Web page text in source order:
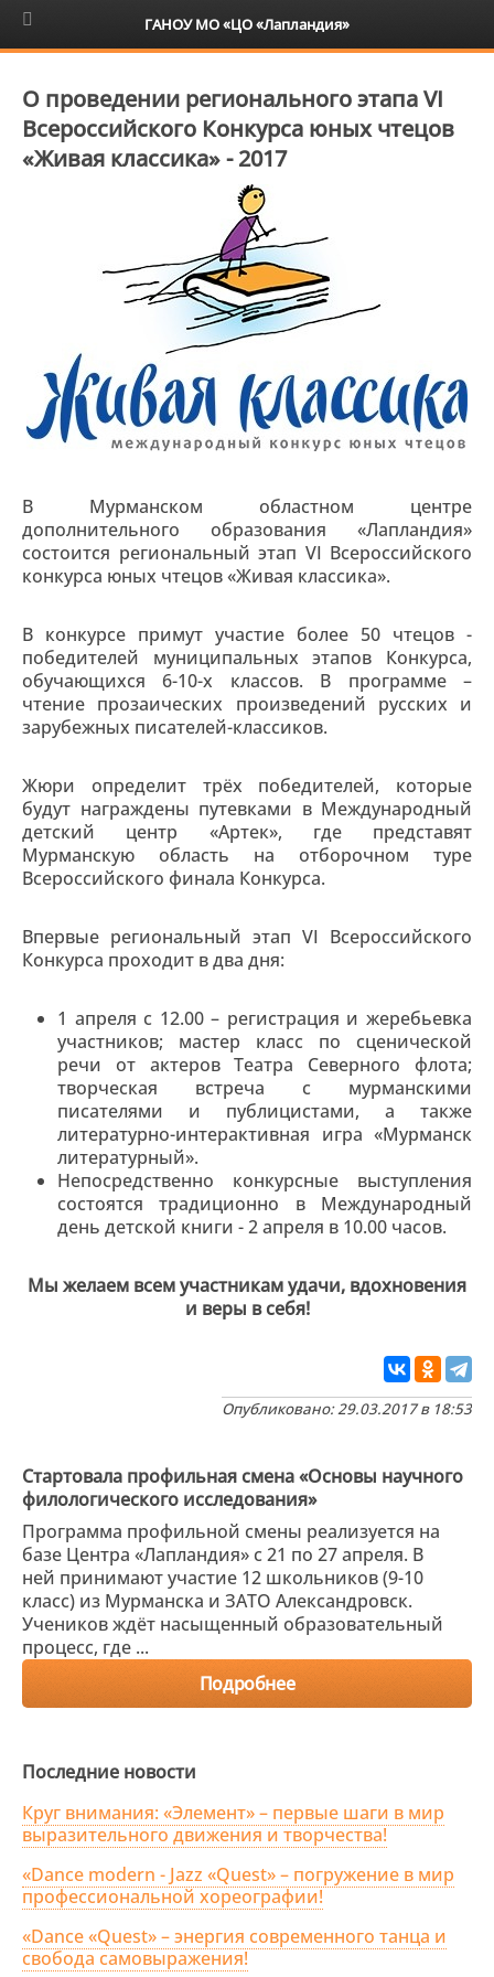
6+
О проведении регионального этапа VI
Всероссийского Конкурса юных чтецов
«Живая классика» - 2017
В Мурманском областном центре
дополнительного образования «Лапландия»
состоится региональный этап VI Всероссийского
конкурса юных чтецов «Живая классика».
В конкурсе примут участие более 50 чтецов -
победителей муниципальных этапов Конкурса,
обучающихся 6-10-х классов. В программе –
чтение прозаических произведений русских и
зарубежных писателей-классиков.
Жюри определит трёх победителей, которые
будут награждены путевками в Международный
детский центр «Артек», где представят
Мурманскую область на отборочном туре
Всероссийского финала Конкурса.
Впервые региональный этап VI Всероссийского
Конкурса проходит в два дня:
1 апреля с 12.00 – регистрация и жеребьевка
участников; мастер класс по сценической
речи от актеров Театра Северного флота;
творческая встреча с мурманскими
писателями и публицистами, а также
литературно-интерактивная игра «Мурманск
литературный».
Непосредственно конкурсные выступления
состоятся традиционно в Международный
день детской книги - 2 апреля в 10.00 часов.
Мы желаем всем участникам удачи, вдохновения
и веры в себя!
Опубликовано: 29.03.2017 в 18:53
Стартовала профильная смена «Основы научного
филологического исследования»
Программа профильной смены реализуется на
базе Центра «Лапландия» с 21 по 27 апреля. В
ней принимают участие 12 школьников (9-10
класс) из Мурманска и ЗАТО Александровск.
Учеников ждёт насыщенный образовательный
процесс, где ...
Подробнее
Последние новости
Круг внимания: «Элемент» – первые шаги в мир
выразительного движения и творчества!
«Dance modern - Jazz «Quest» – погружение в мир
профессиональной хореографии!
«Dance «Quest» – энергия современного танца и
свобода самовыражения!
ГАНОУ МО «ЦО «Лапландия»